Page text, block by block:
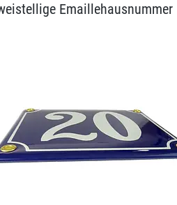
Emaillehausnummer